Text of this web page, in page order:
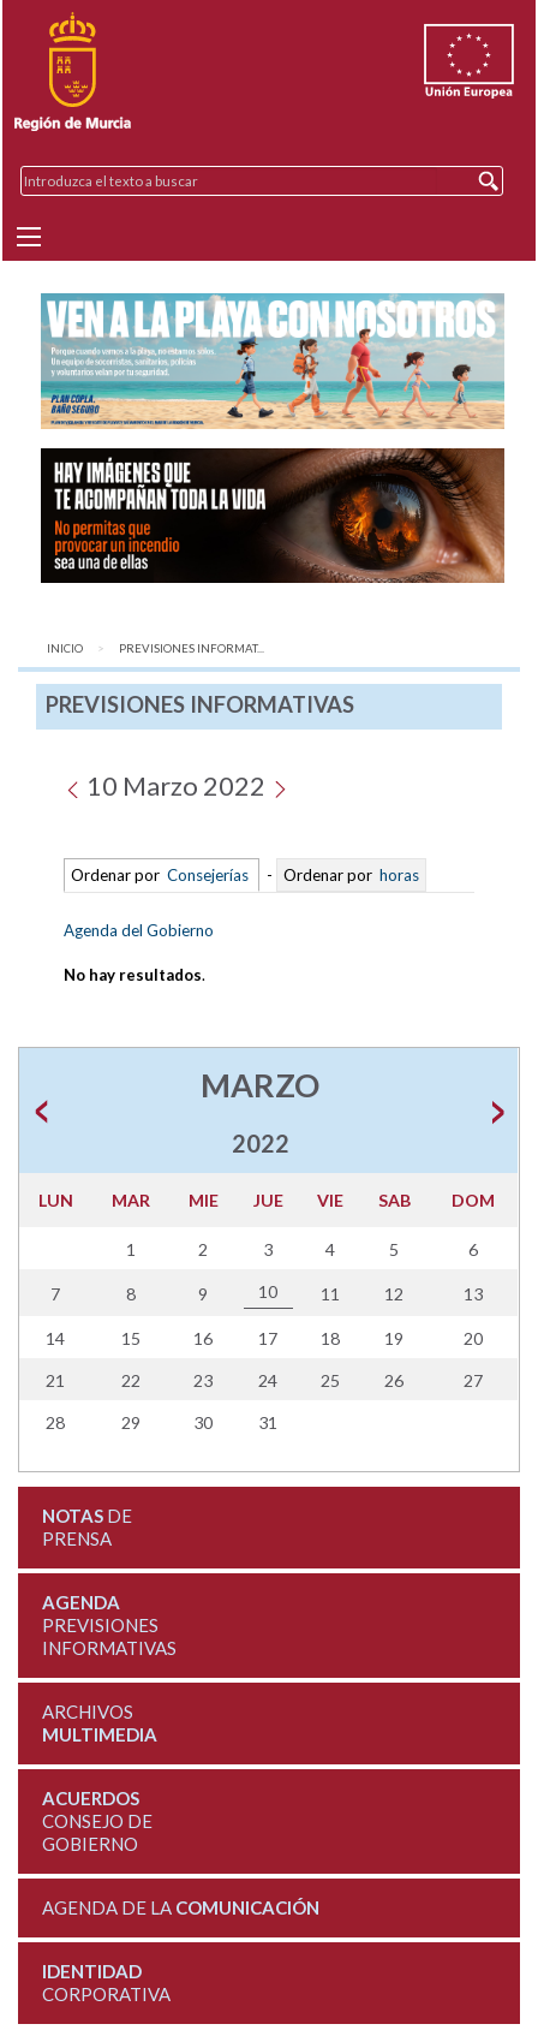
INICIO AQUÍ:
PREVISIONES INFORMAT...
PREVISIONES INFORMATIVAS
10 Marzo 2022
Ordenar por Consejerías - Ordenar por horas
Agenda del Gobierno
No hay resultados.
MARZO
2022
LUN MAR MIE JUE VIE SAB DOM
1 2 3 4 5 6
7 8 9 10 11 12 13
14 15 16 17 18 19 20
21 22 23 24 25 26 27
28 29 30 31
NOTASDE
PRENSA
AGENDA
PREVISIONES
INFORMATIVAS
ARCHIVOS
MULTIMEDIA
ACUERDOS
CONSEJO DE
GOBIERNO
AGENDA DE LA COMUNICACIÓN
IDENTIDAD
CORPORATIVA